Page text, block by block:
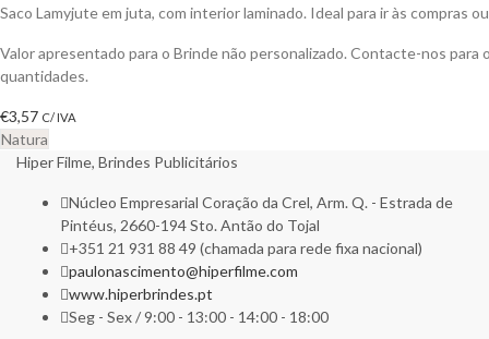
Saco Lamyjute em juta, com interior laminado. Ideal para ir às compras
Valor apresentado para o Brinde não personalizado. Contacte-nos
quantidades.
€3,57 C/ IVA
Natura
Hiper Filme, Brindes Publicitários
Núcleo Empresarial Coração da Crel, Arm. Q. - Estrada de
Pintéus, 2660-194 Sto. Antão do Tojal
+351 21 931 88 49 (chamada para rede fixa nacional)
paulonascimento@hiperfilme.com
www.hiperbrindes.pt
Seg - Sex / 9:00 - 13:00 - 14:00 - 18:00